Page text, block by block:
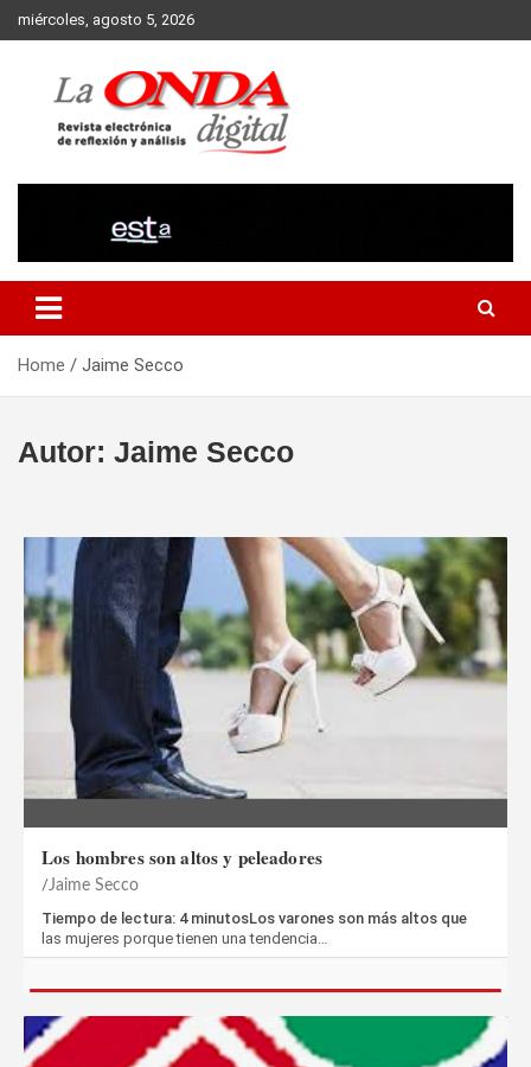
to
miércoles, agosto 5, 2026
Home Jaime Secco
Autor: Jaime Secco
Los hombres son altos y peleadores
Jaime Secco
Tiempo de lectura: 4 minutosLos varones son más altos que
las mujeres porque tienen una tendencia…